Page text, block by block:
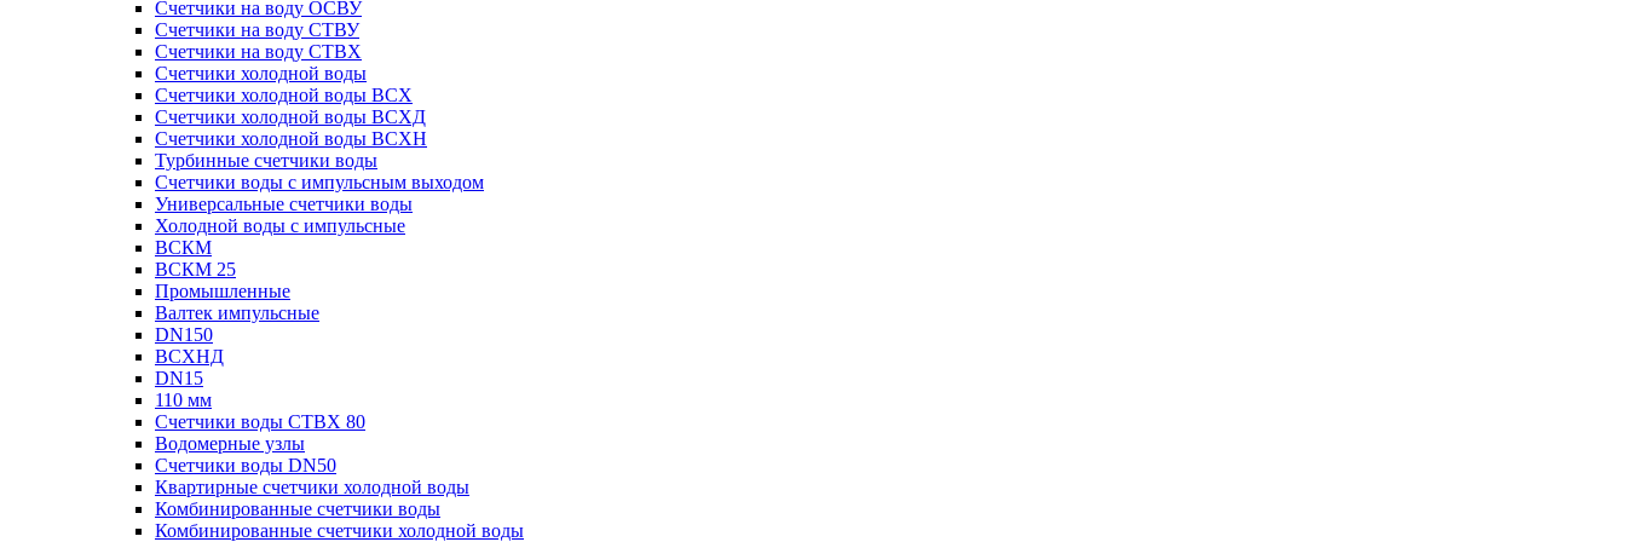
Счетчики на воду ОСВУ
Счетчики на воду СТВУ
Счетчики на воду СТВХ
Счетчики холодной воды
Счетчики холодной воды ВСХ
Счетчики холодной воды ВСХД
Счетчики холодной воды ВСХН
Турбинные счетчики воды
Счетчики воды с импульсным выходом
Универсальные счетчики воды
Холодной воды с импульсные
ВСКМ
ВСКМ 25
Промышленные
Валтек импульсные
DN150
ВСХНД
DN15
110 мм
Счетчики воды СТВХ 80
Водомерные узлы
Счетчики воды DN50
Квартирные счетчики холодной воды
Комбинированные счетчики воды
Комбинированные счетчики холодной воды